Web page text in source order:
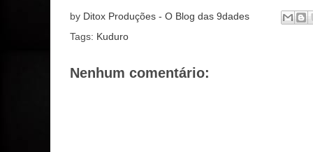
by Ditox Produções - O Blog das 9dades
Tags: Kuduro
Nenhum comentário: